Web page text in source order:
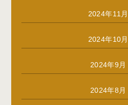
2024年11月
2024年10月
2024年9月
2024年8月